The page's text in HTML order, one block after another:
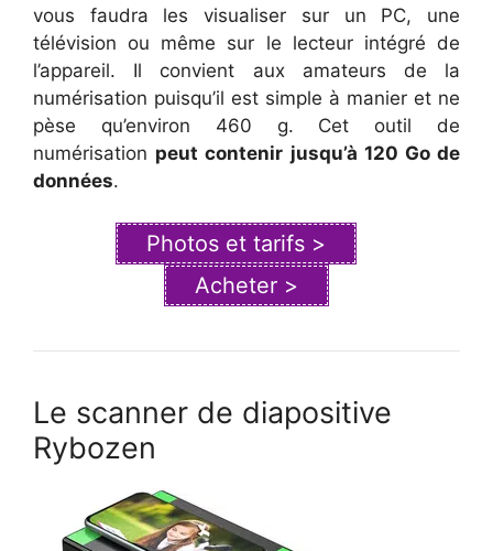
vous faudra les visualiser sur un PC, une
télévision ou même sur le lecteur intégré de
l’appareil. Il convient aux amateurs de la
numérisation puisqu’il est simple à manier et ne
pèse qu’environ 460 g. Cet outil de
numérisation peut contenir jusqu’à 120 Go de
données.
Photos et tarifs >
Acheter >
Le scanner de diapositive
Rybozen